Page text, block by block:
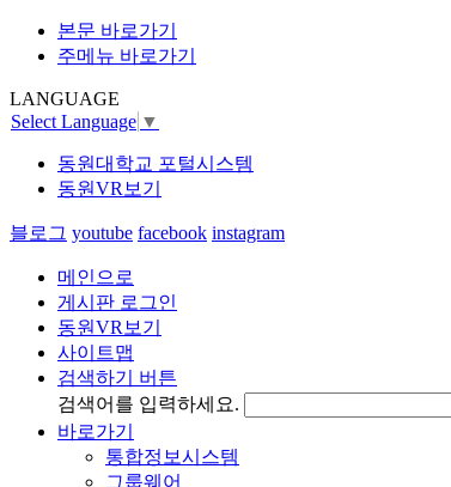
본문 바로가기
주메뉴 바로가기
LANGUAGE
Select Language ▼
동원대학교 포털시스템
동원VR보기
블로그 youtube facebook instagram
메인으로
게시판 로그인
동원VR보기
사이트맵
검색하기 버튼
검색어를 입력하세요.
바로가기
통합정보시스템
그룹웨어